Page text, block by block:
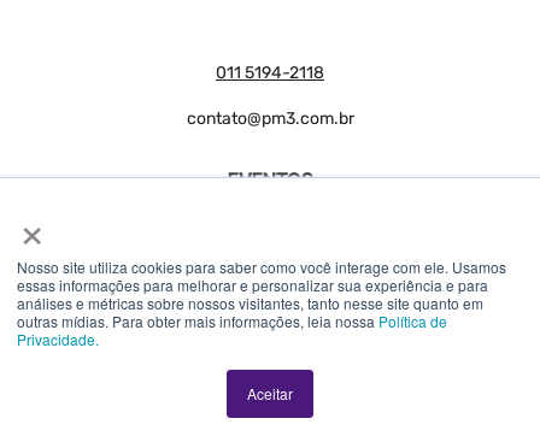
×
Nosso site utiliza cookies para saber como você interage com ele. Usamos
essas informações para melhorar e personalizar sua experiência e para
análises e métricas sobre nossos visitantes, tanto nesse site quanto em
outras mídias. Para obter mais informações, leia nossa Política de
Privacidade.
Aceitar
011 5194-2118
contato@pm3.com.br
EVENTOS
Product Camp
PM3 Summit